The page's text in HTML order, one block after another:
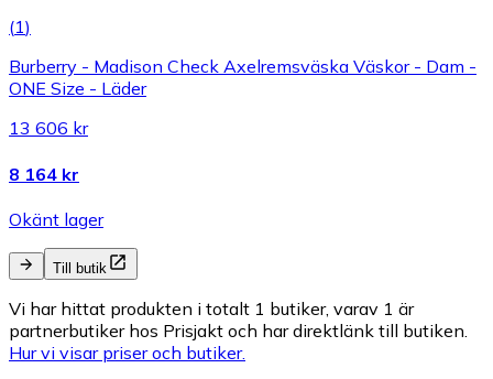
(1)
Burberry - Madison Check Axelremsväska Väskor - Dam -
ONE Size - Läder
13 606 kr
8 164 kr
Okänt lager
Till butik
Vi har hittat produkten i totalt 1 butiker, varav 1 är
partnerbutiker hos Prisjakt och har direktlänk till butiken.
Hur vi visar priser och butiker.